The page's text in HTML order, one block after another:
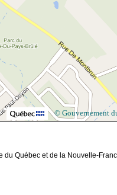
© Gouvernement
du Québec et de la Nouvelle-